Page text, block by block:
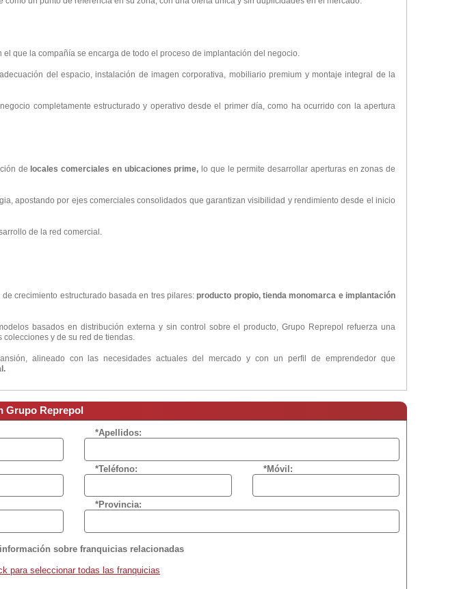
el que la compañía se encarga de todo el proceso de implantación del negocio.
del espacio, instalación de imagen corporativa, mobiliario premium y montaje integral de la
completamente estructurado y operativo desde el primer día, como ha ocurrido con la apertura
de locales comerciales en ubicaciones prime, lo que le permite desarrollar aperturas en zonas de
apostando por ejes comerciales consolidados que garantizan visibilidad y rendimiento desde el inicio
de la red comercial.
crecimiento estructurado basada en tres pilares:producto propio, tienda monomarca e implantación
basados en distribución externa y sin control sobre el producto, Grupo Reprepol refuerza una
y de su red de tiendas.
alineado con las necesidades actuales del mercado y con un perfil de emprendedor que
Grupo Reprepol
*Apellidos:
*Teléfono: *Móvil:
*Provincia:
sobre franquicias relacionadas
para seleccionar todas las franquicias